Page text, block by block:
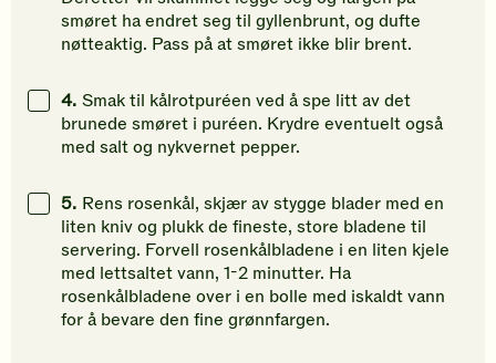
smøret ha endret seg til gyllenbrunt, og dufte
nøtteaktig. Pass på at smøret ikke blir brent.
4. Smak til kålrotpuréen ved å spe litt av det
brunede smøret i puréen. Krydre eventuelt også
med salt og nykvernet pepper.
5. Rens rosenkål, skjær av stygge blader med en
liten kniv og plukk de fineste, store bladene til
servering. Forvell rosenkålbladene i en liten kjele
med lettsaltet vann, 1-2 minutter. Ha
rosenkålbladene over i en bolle med iskaldt vann
for å bevare den fine grønnfargen.